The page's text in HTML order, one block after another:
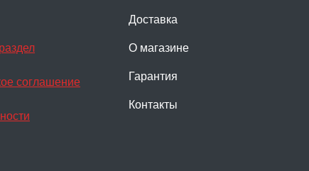
Доставка
О магазине
Гарантия
Контакты
соглашение